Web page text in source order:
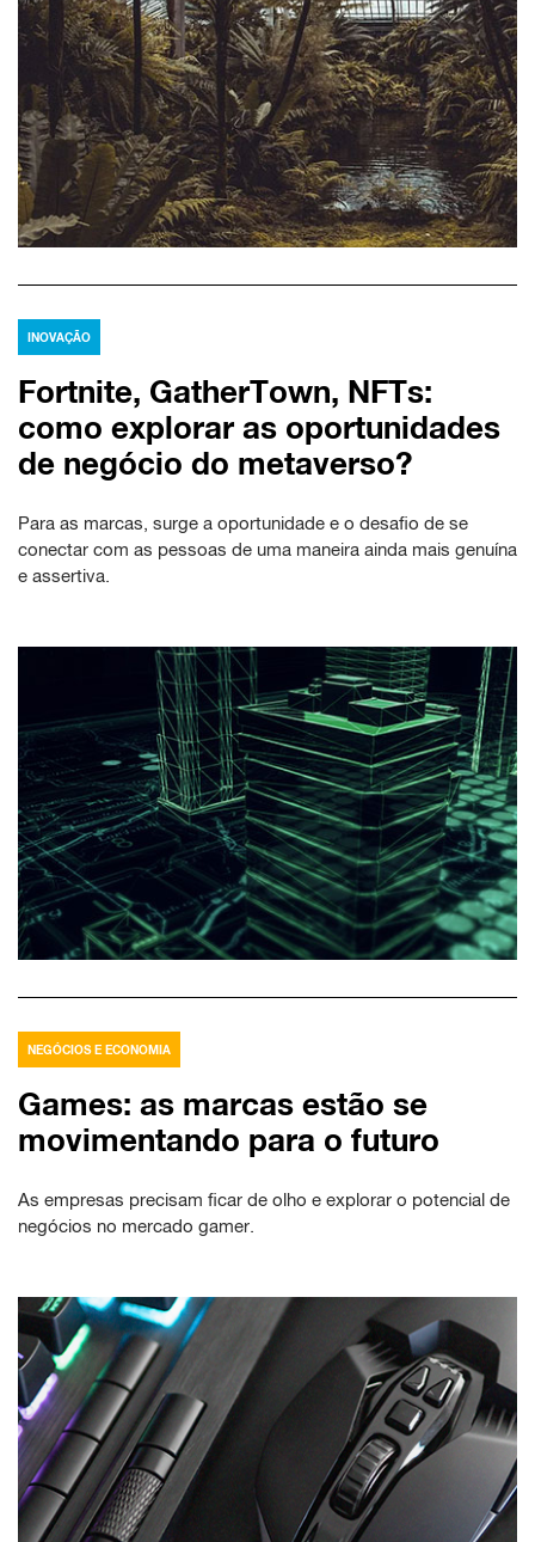
INOVAÇÃO
Fortnite, GatherTown, NFTs:
como explorar as oportunidades
de negócio do metaverso?
Para as marcas, surge a oportunidade e o desafio de se
conectar com as pessoas de uma maneira ainda mais genuína
e assertiva.
NEGÓCIOS E ECONOMIA
Games: as marcas estão se
movimentando para o futuro
As empresas precisam ficar de olho e explorar o potencial de
negócios no mercado gamer.